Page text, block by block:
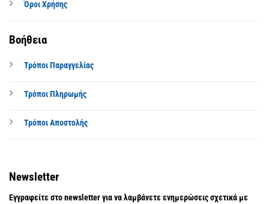
Όροι Χρήσης
Βοήθεια
Τρόποι Παραγγελίας
Τρόποι Πληρωμής
Τρόποι Αποστολής
Newsletter
Εγγραφείτε στο newsletter για να λαμβάνετε ενημερώσεις σχετικά με